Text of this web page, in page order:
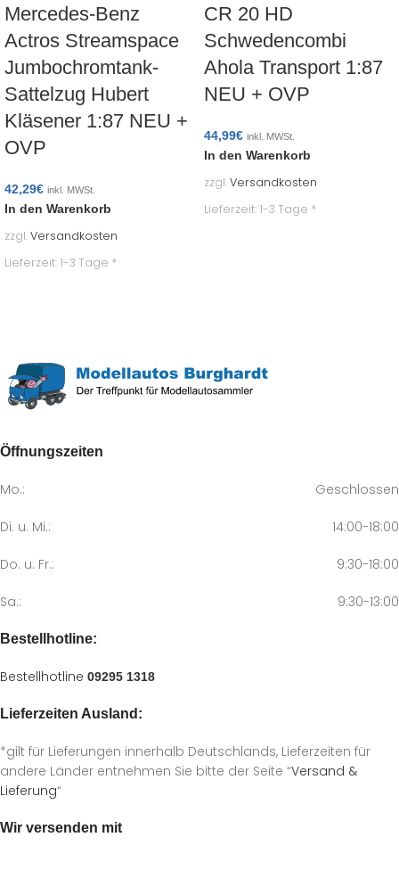
Mercedes-Benz
Actros Streamspace
Jumbochromtank-
Sattelzug Hubert
Kläsener 1:87 NEU +
OVP
42,29€ inkl. MWSt.
In den Warenkorb
zzgl.Versandkosten
Lieferzeit: 1-3 Tage *
CR 20 HD
Schwedencombi
Ahola Transport 1:87
NEU + OVP
44,99€ inkl. MWSt.
In den Warenkorb
zzgl.Versandkosten
Lieferzeit: 1-3 Tage *
Öffnungszeiten
Mo.: Geschlossen
Di. u. Mi.: 14:00-18:00
Do. u. Fr.: 9:30-18:00
Sa.: 9:30-13:00
Bestellhotline:
Bestellhotline 09295 1318
Lieferzeiten Ausland:
*gilt für Lieferungen innerhalb Deutschlands, Lieferzeiten für
andere Länder entnehmen Sie bitte der Seite “Versand &
Lieferung“
Wir versenden mit